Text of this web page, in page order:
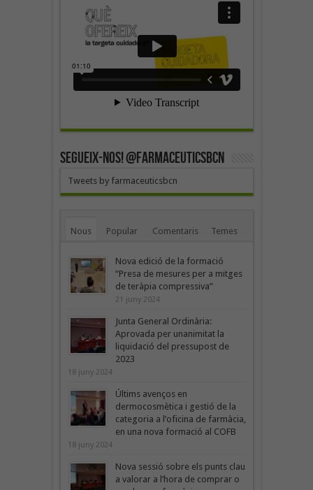
SEGUEIX-NOS! @farmaceuticsbcn
Tweets by farmaceuticsbcn
Nous Popular Comentaris Temes
Nova edició de la formació
“Presa de mesures per a mitges
de teràpia compressiva”
21 juny 2024
Junta General Ordinària:
Aprovada per unanimitat la
liquidació del pressupost de
2023
18 juny 2024
Últims avenços en
dermocosmètica i gestió de la
categoria a l’oficina de farmàcia,
en una nova formació al COFB
18 juny 2024
Nova sessió sobre els punts clau
a valorar a l’hora de comprar o